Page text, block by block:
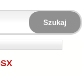
Szukaj